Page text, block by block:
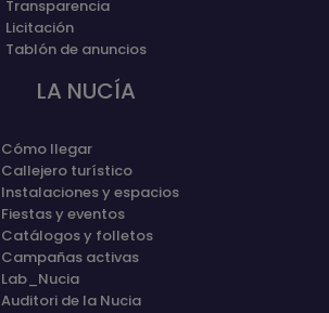
Transparencia
Licitación
Tablón de anuncios
LA NUCÍA
Cómo llegar
Callejero turístico
Instalaciones y espacios
Fiestas y eventos
Catálogos y folletos
Campañas activas
Lab_Nucia
Auditori de la Nucia